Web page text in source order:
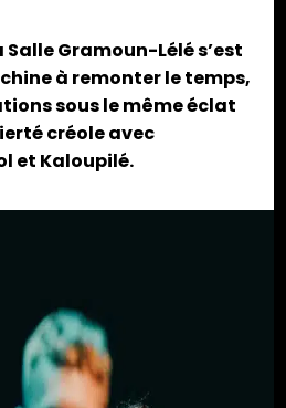
Salle Gramoun-Lélé s’est
à remonter le temps,
sous le même éclat
créole avec
et Kaloupilé.